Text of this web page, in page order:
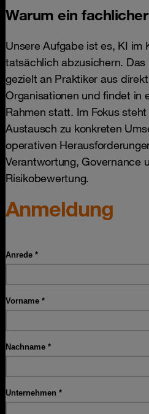
Warum ein
Unsere Aufgabe ist es, KI im
tatsächlich abzusichern. Das
gezielt an Praktiker aus
Organisationen und findet in
Rahmen statt. Im Fokus
Austausch zu konkreten
operativen
Verantwortung, Governance
Risikobewertung.
Anmeldung